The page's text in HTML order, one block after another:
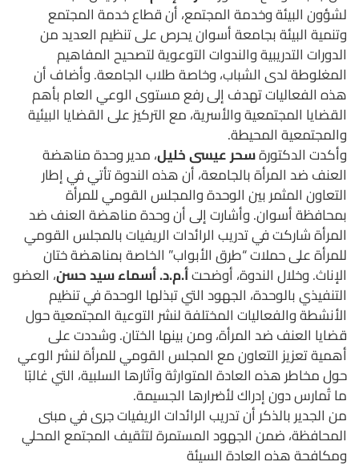
لشؤون البيئة وخدمة المجتمع، أن قطاع خدمة المجتمع
وتنمية البيئة بجامعة أسوان يحرص على تنظيم العديد من
الدورات التدريبية والندوات التوعوية لتصحيح المفاهيم
المغلوطة لدى الشباب، وخاصة طلاب الجامعة. وأضاف أن
هذه الفعاليات تهدف إلى رفع مستوى الوعي العام بأهم
القضايا المجتمعية والأسرية، مع التركيز على القضايا البيئية
والمجتمعية المحيطة.
وأكدت الدكتورةسحر عيسى خليل، مدير وحدة مناهضة
العنف ضد المرأة بالجامعة، أن هذه الندوة تأتي في إطار
التعاون المثمر بين الوحدة والمجلس القومي للمرأة
بمحافظة أسوان. وأشارت إلى أن وحدة مناهضة العنف ضد
المرأة شاركت في تدريب الرائدات الريفيات بالمجلس القومي
للمرأة على حملات “طرق الأبواب” الخاصة بمناهضة ختان
الإناث. وخلال الندوة، أوضحتأ.م.د. أسماء سيد حسن، العضو
التنفيذي بالوحدة، الجهود التي تبذلها الوحدة في تنظيم
الأنشطة والفعاليات المختلفة لنشر التوعية المجتمعية حول
قضايا العنف ضد المرأة، ومن بينها الختان. وشددت على
أهمية تعزيز التعاون مع المجلس القومي للمرأة لنشر الوعي
حول مخاطر هذه العادة المتوارثة وآثارها السلبية، التي غالبًا
ما تُمارس دون إدراك لأضرارها الجسيمة.
من الجدير بالذكر أن تدريب الرائدات الريفيات جرى في مبنى
المحافظة، ضمن الجهود المستمرة لتثقيف المجتمع المحلي
ومكافحة هذه العادة السيئة